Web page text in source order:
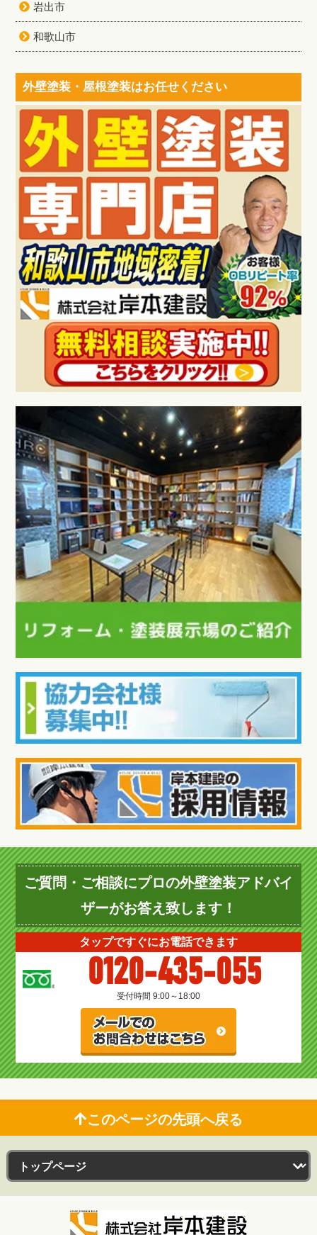
岩出市
和歌山市
外壁塗装・屋根塗装はお任せください
ご質問・ご相談にプロの外壁塗装アドバイ
ザーがお答え致します！
タップですぐにお電話できます
0120-435-055
受付時間 9:00～18:00
このページの先頭へ戻る